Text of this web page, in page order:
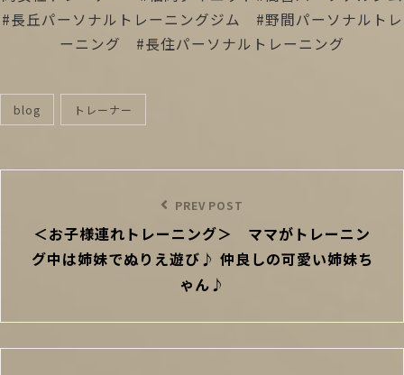
#長丘パーソナルトレーニングジム #野間パーソナルトレ
ーニング #長住パーソナルトレーニング
categories
blog トレーナー
ョ
Post
PREV POST
＜お子様連れトレーニング＞ ママがトレーニン
グ中は姉妹でぬりえ遊び♪ 仲良しの可愛い姉妹ち
ゃん♪